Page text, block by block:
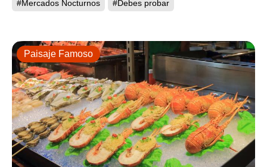
#Mercados Nocturnos #Debes probar
Paisaje Famoso